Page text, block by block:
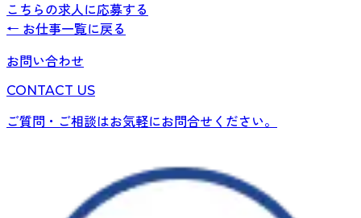
こちらの求人に応募する
← お仕事一覧に戻る
お問い合わせ
CONTACT US
ご質問・ご相談はお気軽にお問合せください。